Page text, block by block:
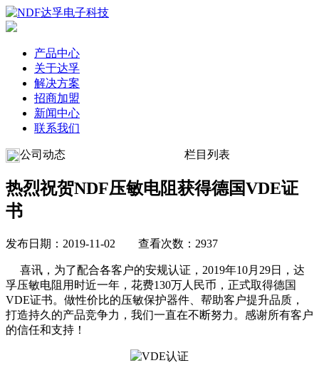
产品中心
关于达孚
解决方案
招商加盟
新闻中心
联系我们
公司动态 栏目列表
热烈祝贺NDF压敏电阻获得德国VDE证
书
发布日期：2019-11-02 查看次数：2937
喜讯，为了配合各客户的安规认证，2019年10月29日，达
孚压敏电阻用时近一年，花费130万人民币，正式取得德国
VDE证书。做性价比的压敏保护器件、帮助客户提升品质，
打造持久的产品竞争力，我们一直在不断努力。感谢所有客户
的信任和支持！